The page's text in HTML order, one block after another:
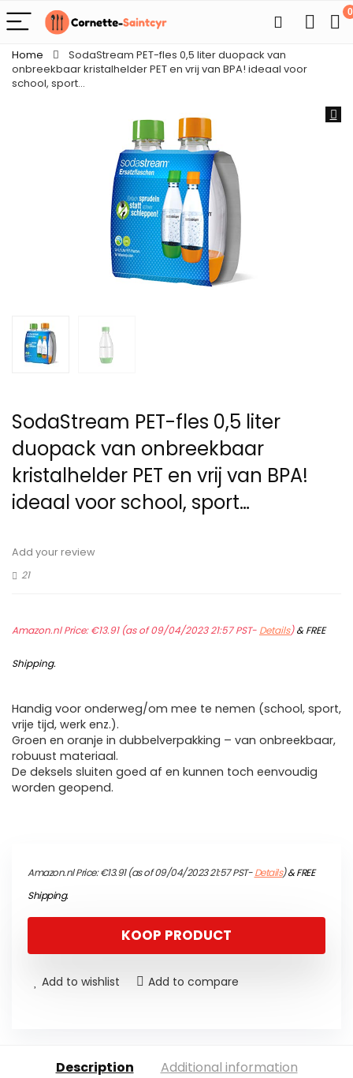
0
Home
SodaStream PET-fles 0,5 liter duopack van
onbreekbaar kristalhelder PET en vrij van BPA! ideaal voor
school, sport…
SodaStream PET-fles 0,5 liter
duopack van onbreekbaar
kristalhelder PET en vrij van BPA!
ideaal voor school, sport…
Add your review
21
Amazon.nl Price:€13.91(as of 09/04/2023 21:57 PST- Details)&FREE
Shipping.
Handig voor onderweg/om mee te nemen (school, sport,
vrije tijd, werk enz.).
Groen en oranje in dubbelverpakking – van onbreekbaar,
robuust materiaal.
De deksels sluiten goed af en kunnen toch eenvoudig
worden geopend.
Amazon.nl Price:€13.91(as of 09/04/2023 21:57 PST-Details)&FREE
Shipping.
KOOP PRODUCT
Add to wishlist Add to compare
Description Additional information